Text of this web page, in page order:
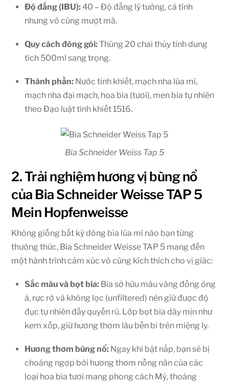
Độ đắng (IBU):40 – Độ đắng lý tưởng, cá tính
nhưng vô cùng mượt mà.
Quy cách đóng gói:Thùng 20 chai thủy tinh dung
tích 500ml sang trọng.
Thành phần: Nước tinh khiết, mạch nha lúa mì,
mạch nha đại mạch, hoa bia (tươi), men bia tự nhiên
theo Đạo luật tinh khiết 1516.
Bia Schneider Weiss Tap 5
2. Trải nghiệm hương vị bùng nổ
của Bia Schneider Weisse TAP 5
Mein Hopfenweisse
Không giống bất kỳ dòng bia lúa mì nào bạn từng
thưởng thức, Bia Schneider Weisse TAP 5 mang đến
một hành trình cảm xúc vô cùng kích thích cho vị giác:
Sắc màu và bọt bia: Bia sở hữu màu vàng đồng óng
ả, rực rỡ và không lọc (unfiltered) nên giữ được độ
đục tự nhiên đầy quyến rũ. Lớp bọt bia dày mịn như
kem xốp, giữ hương thơm lâu bền bỉ trên miệng ly.
Hương thơm bùng nổ: Ngay khi bật nắp, bạn sẽ bị
choáng ngợp bởi hương thơm nồng nàn của các
loại hoa bia tươi mang phong cách Mỹ, thoảng